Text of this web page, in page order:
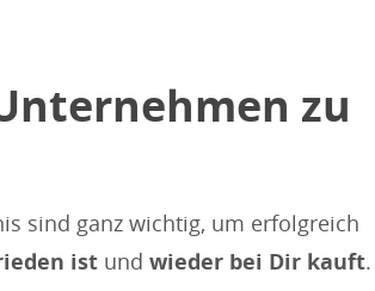
zu
sind ganz wichtig, um erfolgreich
ist und wieder bei Dir kauft.